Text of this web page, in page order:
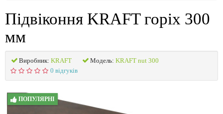
Підвіконня KRAFT горіх 300
мм
Виробник: KRAFT Модель: KRAFT nut 300
0 відгуків
ПОПУЛЯРНІ